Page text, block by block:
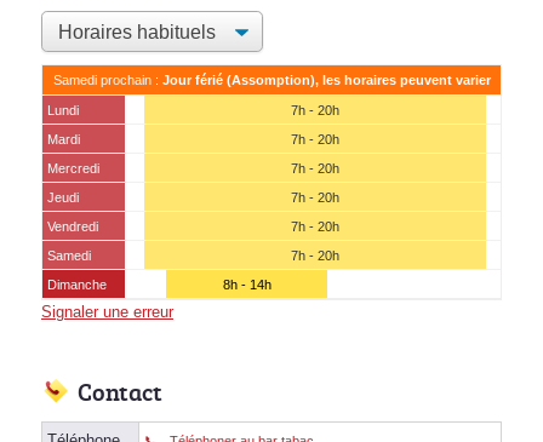
Samedi prochain : Jour férié (Assomption), les horaires peuvent varier
Lundi
7h - 20h
Mardi
7h - 20h
Mercredi
7h - 20h
Jeudi
7h - 20h
Vendredi
7h - 20h
Samedi
7h - 20h
Dimanche
8h - 14h
Signaler une erreur
Contact